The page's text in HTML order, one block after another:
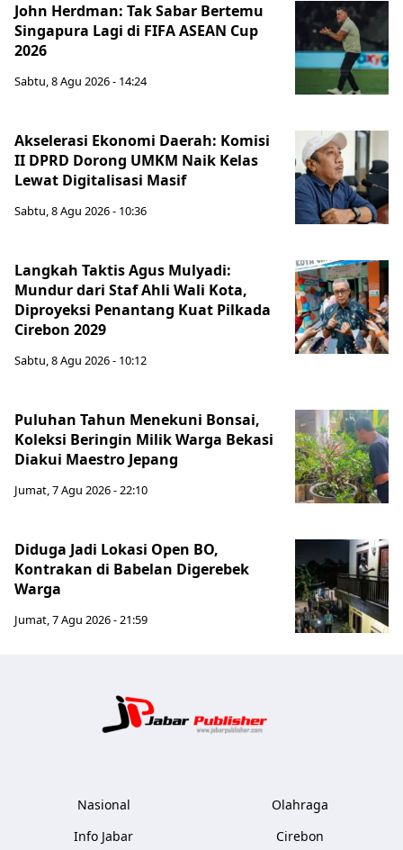
John Herdman: Tak Sabar Bertemu
Singapura Lagi di FIFA ASEAN Cup
2026
Sabtu, 8 Agu 2026 - 14:24
Akselerasi Ekonomi Daerah: Komisi
II DPRD Dorong UMKM Naik Kelas
Lewat Digitalisasi Masif
Sabtu, 8 Agu 2026 - 10:36
Langkah Taktis Agus Mulyadi:
Mundur dari Staf Ahli Wali Kota,
Diproyeksi Penantang Kuat Pilkada
Cirebon 2029
Sabtu, 8 Agu 2026 - 10:12
Puluhan Tahun Menekuni Bonsai,
Koleksi Beringin Milik Warga Bekasi
Diakui Maestro Jepang
Jumat, 7 Agu 2026 - 22:10
Diduga Jadi Lokasi Open BO,
Kontrakan di Babelan Digerebek
Warga
Jumat, 7 Agu 2026 - 21:59
Nasional
Info Jabar
Olahraga
Cirebon